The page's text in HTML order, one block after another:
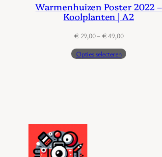
Warmenhuizen Poster 2022 –
Koolplanten | A2
€ 29,00– €49,00Prijsklasse:
tot
Opties selecteren